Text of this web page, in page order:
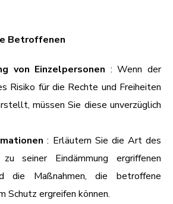
Betroffenen
von Einzelpersonen : Wenn der
Risiko für die Rechte und Freiheiten
müssen Sie diese unverzüglich
: Erläutern Sie die Art des
seiner Eindämmung ergriffenen
die Maßnahmen, die betroffene
Schutz ergreifen können.